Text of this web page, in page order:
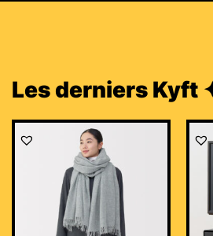
Les derniers Kyft